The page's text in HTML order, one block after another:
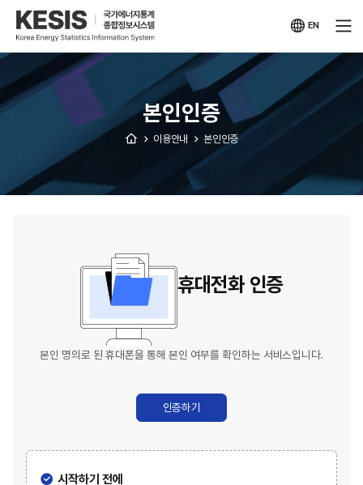
KESIS
국가에너지통계
종합정보시스템
EN
영문
본인인증
이용안내 본인인증
휴대전화 인증
본인 명의로 된 휴대폰을 통해 본인 여부를 확인하는 서비스입니다.
인증하기
시작하기 전에